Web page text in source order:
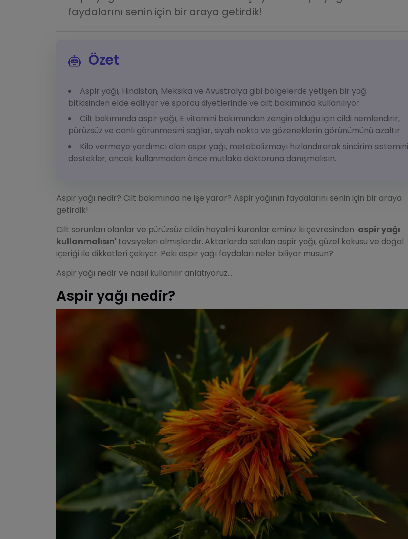
faydalarını senin için bir araya getirdik!
Özet
Aspir yağı, Hindistan, Meksika ve Avustralya gibi bölgelerde yetişen bir yağ
bitkisinden elde ediliyor ve sporcu diyetlerinde ve cilt bakımında kullanılıyor.
Cilt bakımında aspir yağı, E vitamini bakımından zengin olduğu için cildi nemlendirir,
pürüzsüz ve canlı görünmesini sağlar, siyah nokta ve gözeneklerin görünümünü azaltır.
Kilo vermeye yardımcı olan aspir yağı, metabolizmayı hızlandırarak sindirim sistemini
destekler; ancak kullanmadan önce mutlaka doktoruna danışmalısın.
Aspir yağı nedir? Cilt bakımında ne işe yarar? Aspir yağının faydalarını senin için bir araya
getirdik!
Cilt sorunları olanlar ve pürüzsüz cildin hayalini kuranlar eminiz ki çevresinden 'aspir yağı
kullanmalısın' tavsiyeleri almışlardır. Aktarlarda satılan aspir yağı, güzel kokusu ve doğal
içeriği ile dikkatleri çekiyor. Peki aspir yağı faydaları neler biliyor musun?
Aspir yağı nedir ve nasıl kullanılır anlatıyoruz...
Aspir yağı nedir?